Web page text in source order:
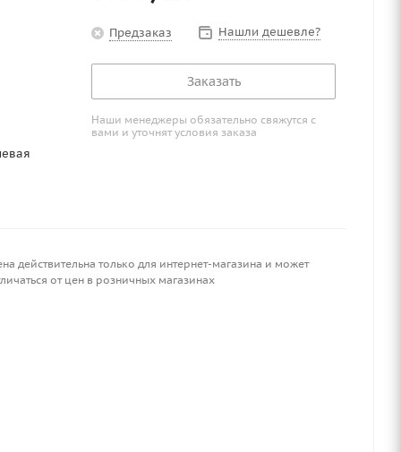
Предзаказ Нашли дешевле?
Заказать
Наши менеджеры обязательно свяжутся с
вами и уточнят условия заказа
действительна только для интернет-магазина и может
от цен в розничных магазинах